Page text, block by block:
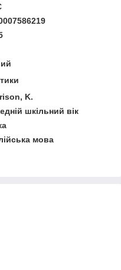
K.
шкільний вік
мова